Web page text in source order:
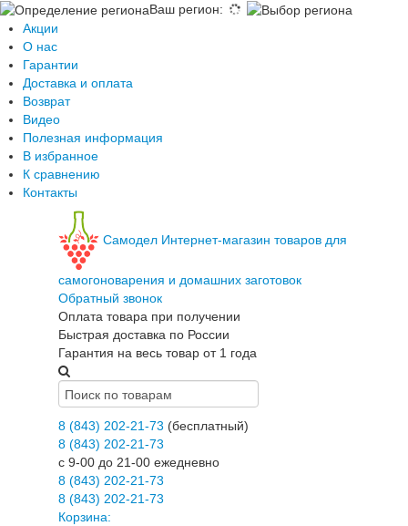
Ваш регион:
Акции
О нас
Гарантии
Доставка и оплата
Возврат
Видео
Полезная информация
В избранное
К сравнению
Контакты
Самодел Интернет-магазин товаров для
самогоноварения и домашних заготовок
Обратный звонок
Оплата товара при получении
Быстрая доставка по России
Гарантия на весь товар от 1 года
8 (843) 202-21-73 (бесплатный)
8 (843) 202-21-73
c 9-00 до 21-00 ежедневно
8 (843) 202-21-73
8 (843) 202-21-73
Корзина: